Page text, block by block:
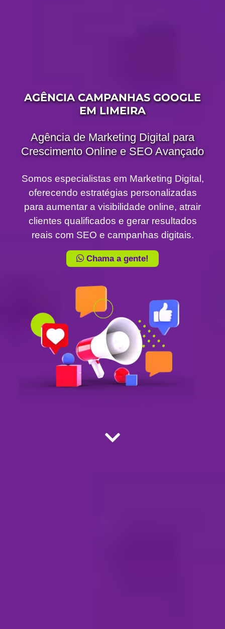
AGÊNCIA CAMPANHAS GOOGLE
EM LIMEIRA
Agência de Marketing Digital para
Crescimento Online e SEO Avançado
Somos especialistas em Marketing Digital,
oferecendo estratégias personalizadas
para aumentar a visibilidade online, atrair
clientes qualificados e gerar resultados
reais com SEO e campanhas digitais.
Chama a gente!